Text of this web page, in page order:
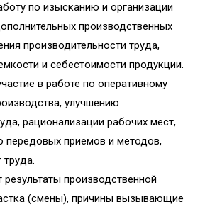
по изысканию и организации
производственных
производительности труда,
и себестоимости продукции.
в работе по оперативному
улучшению
рационализации рабочих мест,
передовых приемов и методов,
результаты производственной
(смены), причины вызывающие